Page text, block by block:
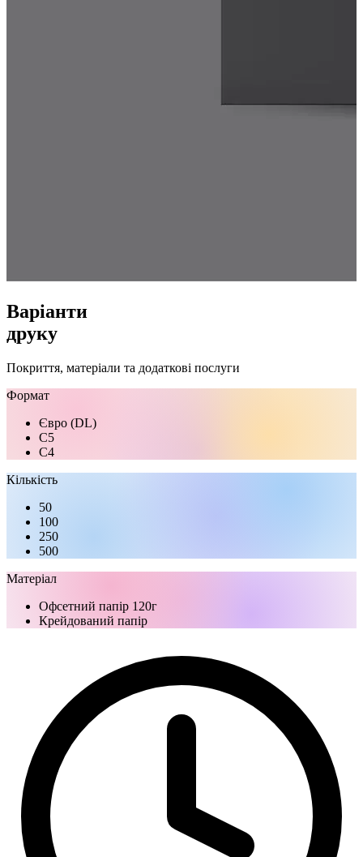
Варіанти
друку
Покриття, матеріали та додаткові послуги
Формат
Євро (DL)
C5
C4
Кількість
50
100
250
500
Матеріал
Офсетний папір 120г
Крейдований папір